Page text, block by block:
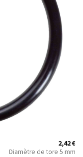
2,42€
Diamètre de tore 5 mm